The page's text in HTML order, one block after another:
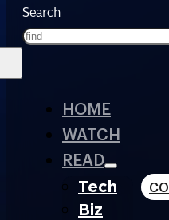
Search
HOME
WATCH
READ
Tech
Biz